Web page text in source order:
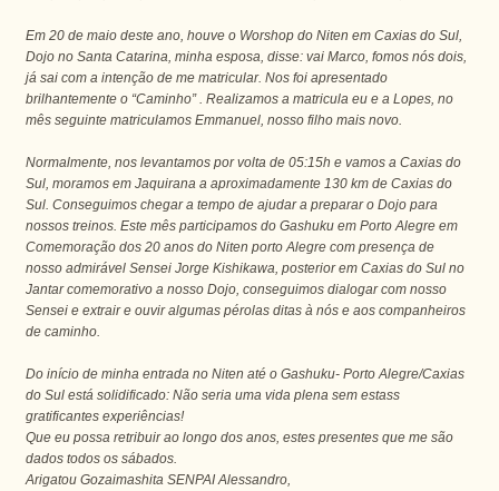
Em 20 de maio deste ano, houve o Worshop do Niten em Caxias do Sul,
Dojo no Santa Catarina, minha esposa, disse: vai Marco, fomos nós dois,
já sai com a intenção de me matricular. Nos foi apresentado
brilhantemente o “Caminho” . Realizamos a matricula eu e a Lopes, no
mês seguinte matriculamos Emmanuel, nosso filho mais novo.
Normalmente, nos levantamos por volta de 05:15h e vamos a Caxias do
Sul, moramos em Jaquirana a aproximadamente 130 km de Caxias do
Sul. Conseguimos chegar a tempo de ajudar a preparar o Dojo para
nossos treinos. Este mês participamos do Gashuku em Porto Alegre em
Comemoração dos 20 anos do Niten porto Alegre com presença de
nosso admirável Sensei Jorge Kishikawa, posterior em Caxias do Sul no
Jantar comemorativo a nosso Dojo, conseguimos dialogar com nosso
Sensei e extrair e ouvir algumas pérolas ditas à nós e aos companheiros
de caminho.
Do início de minha entrada no Niten até o Gashuku- Porto Alegre/Caxias
do Sul está solidificado: Não seria uma vida plena sem estass
gratificantes experiências!
Que eu possa retribuir ao longo dos anos, estes presentes que me são
dados todos os sábados.
Arigatou Gozaimashita SENPAI Alessandro,